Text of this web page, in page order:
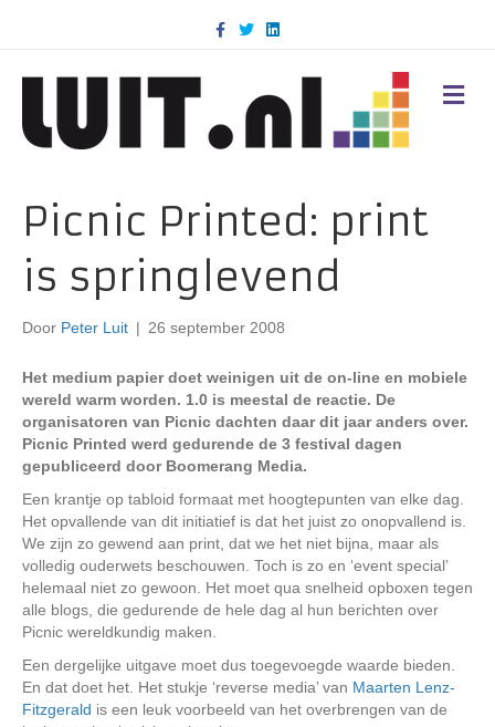
c
k
T
w
i
n
d
M
E
Picnic Printed: print
is springlevend
Door Peter Luit | 26 september 2008
Het medium papier doet weinigen uit de on-line en mobiele
wereld warm worden. 1.0 is meestal de reactie. De
organisatoren van Picnic dachten daar dit jaar anders over.
Picnic Printed werd gedurende de 3 festival dagen
gepubliceerd door Boomerang Media.
Een krantje op tabloid formaat met hoogtepunten van elke dag.
Het opvallende van dit initiatief is dat het juist zo onopvallend is.
We zijn zo gewend aan print, dat we het niet bijna, maar als
volledig ouderwets beschouwen. Toch is zo en ‘event special’
helemaal niet zo gewoon. Het moet qua snelheid opboxen tegen
alle blogs, die gedurende de hele dag al hun berichten over
Picnic wereldkundig maken.
Een dergelijke uitgave moet dus toegevoegde waarde bieden.
En dat doet het. Het stukje ‘reverse media’ van Maarten Lenz-
Fitzgerald is een leuk voorbeeld van het overbrengen van de